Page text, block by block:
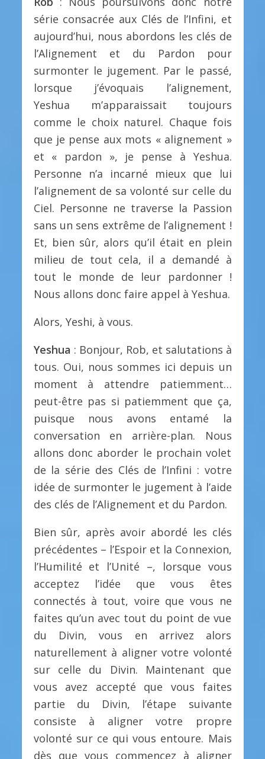
série consacrée aux Clés de l’Infini, et
aujourd’hui, nous abordons les clés de
l’Alignement et du Pardon pour
surmonter le jugement. Par le passé,
lorsque j’évoquais l’alignement,
Yeshua m’apparaissait toujours
comme le choix naturel. Chaque fois
que je pense aux mots « alignement »
et « pardon », je pense à Yeshua.
Personne n’a incarné mieux que lui
l’alignement de sa volonté sur celle du
Ciel. Personne ne traverse la Passion
sans un sens extrême de l’alignement !
Et, bien sûr, alors qu’il était en plein
milieu de tout cela, il a demandé à
tout le monde de leur pardonner !
Nous allons donc faire appel à Yeshua.
Alors, Yeshi, à vous.
Yeshua : Bonjour, Rob, et salutations à
tous. Oui, nous sommes ici depuis un
moment à attendre patiemment…
peut-être pas si patiemment que ça,
puisque nous avons entamé la
conversation en arrière-plan. Nous
allons donc aborder le prochain volet
de la série des Clés de l’Infini : votre
idée de surmonter le jugement à l’aide
des clés de l’Alignement et du Pardon.
Bien sûr, après avoir abordé les clés
précédentes – l’Espoir et la Connexion,
l’Humilité et l’Unité –, lorsque vous
acceptez l’idée que vous êtes
connectés à tout, voire que vous ne
faites qu’un avec tout du point de vue
du Divin, vous en arrivez alors
naturellement à aligner votre volonté
sur celle du Divin. Maintenant que
vous avez accepté que vous faites
partie du Divin, l’étape suivante
consiste à aligner votre propre
volonté sur ce qui vous entoure. Mais
dès que vous commencez à aligner